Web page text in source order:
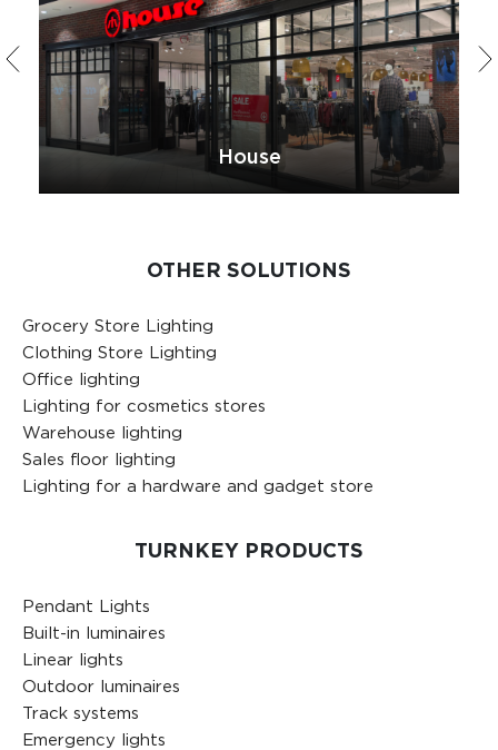
House
OTHER SOLUTIONS
Grocery Store Lighting
Clothing Store Lighting
Office lighting
Lighting for cosmetics stores
Warehouse lighting
Sales floor lighting
Lighting for a hardware and gadget store
TURNKEY PRODUCTS
Pendant Lights
Built-in luminaires
Linear lights
Outdoor luminaires
Track systems
Emergency lights